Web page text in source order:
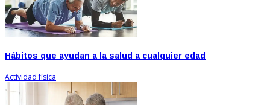
Hábitos que ayudan a la salud a cualquier edad
Actividad física